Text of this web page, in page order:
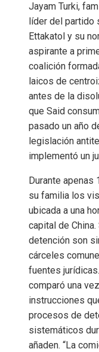
Jayam Turki,
líder del partido
Ettakatol y su
aspirante a
coalición
laicos de
antes de la
que Said
pasado un año
legislación
implementó un
Durante apenas
su familia los
ubicada a una
capital de
detención son
cárceles
fuentes
comparó una
instrucciones
procesos de
sistemáticos
añaden. “La